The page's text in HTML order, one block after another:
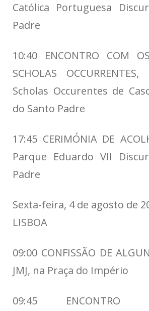
Católica Portuguesa
Padre
10:40 ENCONTRO COM
SCHOLAS
Scholas Occurentes de
do Santo Padre
17:45 CERIMÓNIA DE
Parque Eduardo VII
Padre
Sexta-feira, 4 de agosto de
LISBOA
09:00 CONFISSÃO DE
JMJ, na Praça do Império
09:45